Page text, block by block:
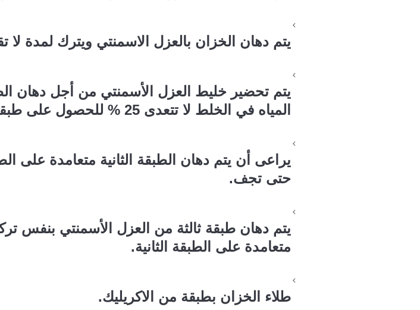
يتم دهان الخزان بالعزل الاسمنتي ويترك لمدة لا تقل عن 6 ساعات حتى تجف
يتم تحضير خليط العزل الأسمنتي من أجل دهان
المياه في الخلط لا تتعدى 25 % للحصول على طبقة وخليط بتركيز أعلى.
حتى تجف.
يتم دهان طبقة ثالثة من العزل الأسمنتي بنفس
متعامدة على الطبقة الثانية.
طلاء الخزان بطبقة من الاكريليك.